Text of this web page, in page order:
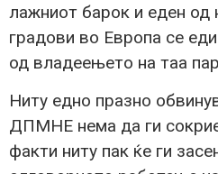
лажниот барок и еден од
градови во Европа се
од владеењето на таа
Ниту едно празно
ДПМНЕ нема да ги
факти ниту пак ќе ги